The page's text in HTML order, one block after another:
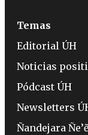
Temas
Editorial ÚH
Noticias
Pódcast ÚH
Newsletters
Ñandejara Ñe’ẽ